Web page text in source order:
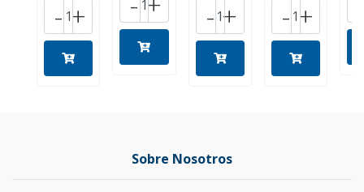
+
- +
- +
-
Sobre Nosotros